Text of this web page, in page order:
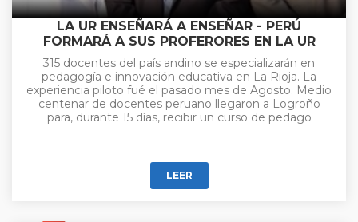
LA UR ENSEÑARÁ A ENSEÑAR - PERÚ
FORMARÁ A SUS PROFERORES EN LA UR
315 docentes del país andino se especializarán en
pedagogía e innovación educativa en La Rioja. La
experiencia piloto fué el pasado mes de Agosto. Medio
centenar de docentes peruano llegaron a Logroño
para, durante 15 días, recibir un curso de pedago
LEER